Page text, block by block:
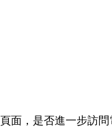
面，是否進一步訪問